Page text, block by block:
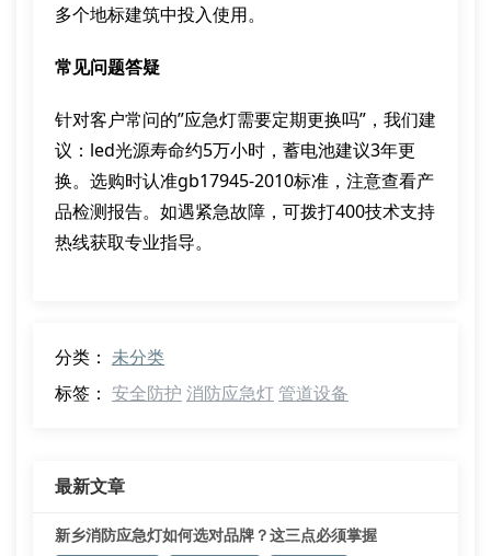
多个地标建筑中投入使用。
常见问题答疑
针对客户常问的”应急灯需要定期更换吗”，我们建
议：led光源寿命约5万小时，蓄电池建议3年更
换。选购时认准gb17945-2010标准，注意查看产
品检测报告。如遇紧急故障，可拨打400技术支持
热线获取专业指导。
分类： 未分类
标签： 安全防护 消防应急灯 管道设备
最新文章
新乡消防应急灯如何选对品牌？这三点必须掌握